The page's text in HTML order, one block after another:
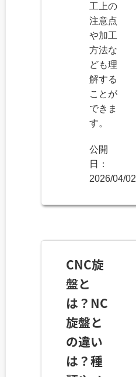
工上の
注意点
や加工
方法な
ども理
解する
ことが
できま
す。
公開
日：
2026/04/02
CNC旋
盤と
は？NC
旋盤と
の違い
は？種